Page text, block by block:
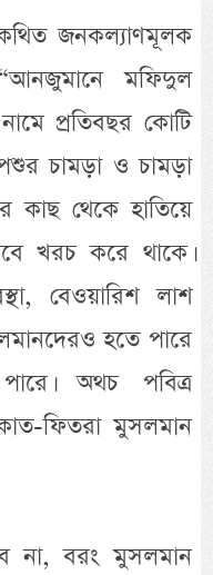
জনকল্যাণমূলক
“আনজুমানে মফিদুল
প্রতিবছর কোটি
চামড়া ও চামড়া
কাছ থেকে হাতিয়ে
খরচ করে থাকে।
বেওয়ারিশ লাশ
হতে পারে
অথচ পবিত্র
ফিতরা মুসলমান
না, বরং মুসলমান